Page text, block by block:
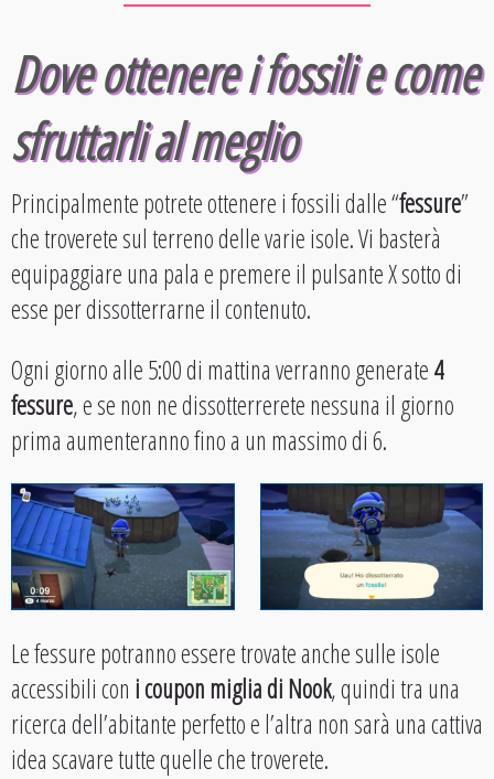
Dove ottenere i fossili e come
sfruttarli al meglio
Principalmente potrete ottenere i fossili dalle “fessure”
che troverete sul terreno delle varie isole. Vi basterà
equipaggiare una pala e premere il pulsante X sotto di
esse per dissotterrarne il contenuto.
Ogni giorno alle 5:00 di mattina verranno generate4
fessure, e se non ne dissotterrerete nessuna il giorno
prima aumenteranno fino a un massimo di 6.
Le fessure potranno essere trovate anche sulle isole
accessibili con i coupon miglia di Nook, quindi tra una
ricerca dell’abitante perfetto e l’altra non sarà una cattiva
idea scavare tutte quelle che troverete.